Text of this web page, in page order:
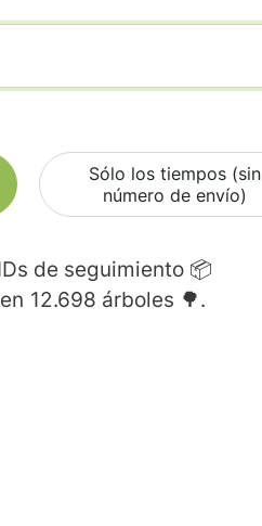
Sólo los tiempos (sin
número de envío)
de seguimiento 📦
12.698 árboles 🌳.